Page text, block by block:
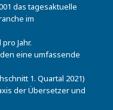
das tagesaktuelle
im
Jahr.
eine umfassende
1. Quartal 2021)
der Übersetzer und